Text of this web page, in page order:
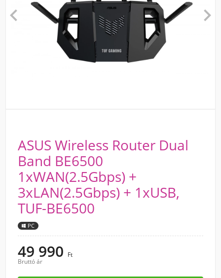
 
ASUS Wireless Router Dual
Band BE6500
1xWAN(2.5Gbps) +
3xLAN(2.5Gbps) + 1xUSB,
TUF-BE6500
PC
49 990 Ft
Bruttó ár